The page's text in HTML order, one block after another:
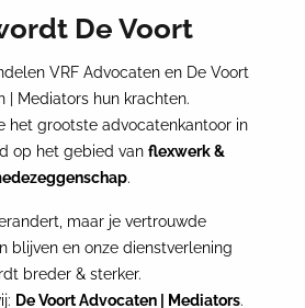
De Voort
VRF Advocaten en De Voort
| Mediators hun krachten.
het grootste advocatenkantoor in
op het gebied van flexwerk &
.
maar je vertrouwde
blijven en onze dienstverlening
breder & sterker.
De Voort Advocaten | Mediators.